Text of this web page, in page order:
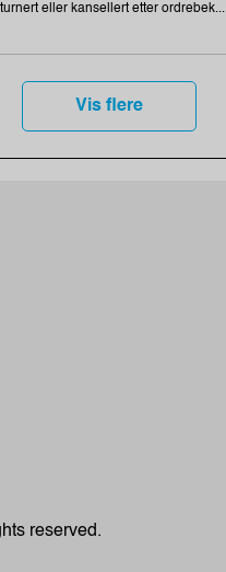
eller kansellert etter ordrebek...
Vis flere
reserved.